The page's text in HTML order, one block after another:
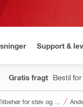
Support &
Gratis fragt Bestil